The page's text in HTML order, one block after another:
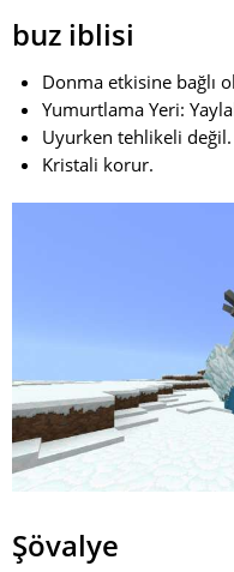
buz iblisi
Donma etkisine bağlı
Yumurtlama Yeri:
Uyurken tehlikeli değil.
Kristali korur.
Şövalye